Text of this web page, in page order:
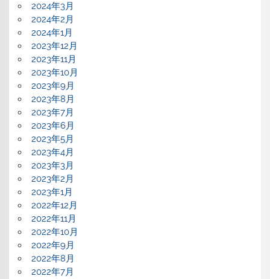
2024年3月
2024年2月
2024年1月
2023年12月
2023年11月
2023年10月
2023年9月
2023年8月
2023年7月
2023年6月
2023年5月
2023年4月
2023年3月
2023年2月
2023年1月
2022年12月
2022年11月
2022年10月
2022年9月
2022年8月
2022年7月